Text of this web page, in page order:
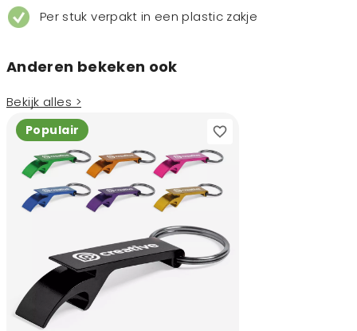
Per stuk verpakt in een plastic zakje
Anderen bekeken ook
Bekijk alles >
Populair